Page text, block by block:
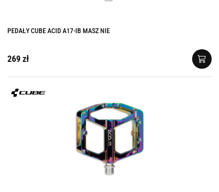
PEDAŁY CUBE ACID A17-IB MASZ NIE
269 zł